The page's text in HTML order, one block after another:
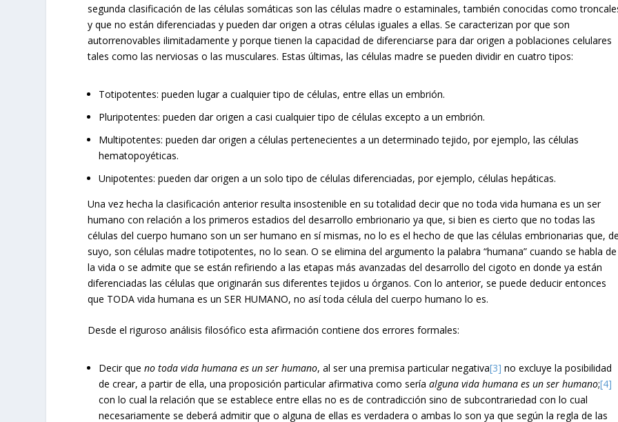
segunda clasificación de las células somáticas son las células madre o estaminales, también conocidas como
y que no están diferenciadas y pueden dar origen a otras células iguales a ellas. Se caracterizan por que son
autorrenovables ilimitadamente y porque tienen la capacidad de diferenciarse para dar origen a poblaciones celulares
tales como las nerviosas o las musculares. Estas últimas, las células madre se pueden dividir en cuatro tipos:
Totipotentes: pueden lugar a cualquier tipo de células, entre ellas un embrión.
Pluripotentes: pueden dar origen a casi cualquier tipo de células excepto a un embrión.
Multipotentes: pueden dar origen a células pertenecientes a un determinado tejido, por ejemplo, las células
hematopoyéticas.
Unipotentes: pueden dar origen a un solo tipo de células diferenciadas, por ejemplo, células hepáticas.
Una vez hecha la clasificación anterior resulta insostenible en su totalidad decir que no toda vida humana es un ser
humano con relación a los primeros estadios del desarrollo embrionario ya que, si bien es cierto que no todas las
células del cuerpo humano son un ser humano en sí mismas, no lo es el hecho de que las células embrionarias que,
suyo, son células madre totipotentes, no lo sean. O se elimina del argumento la palabra “humana” cuando se habla de
la vida o se admite que se están refiriendo a las etapas más avanzadas del desarrollo del cigoto en donde ya están
diferenciadas las células que originarán sus diferentes tejidos u órganos. Con lo anterior, se puede deducir entonces
que TODA vida humana es un SER HUMANO, no así toda célula del cuerpo humano lo es.
Desde el riguroso análisis filosófico esta afirmación contiene dos errores formales:
Decir queno toda vida humana es un ser humano, al ser una premisa particular negativa[3] no excluye la posibilidad
de crear, a partir de ella, una proposición particular afirmativa como seríaalguna vida humana es un ser humano;[4]
con lo cual la relación que se establece entre ellas no es de contradicción sino de subcontrariedad con lo cual
necesariamente se deberá admitir que o alguna de ellas es verdadera o ambas lo son ya que según la regla de las